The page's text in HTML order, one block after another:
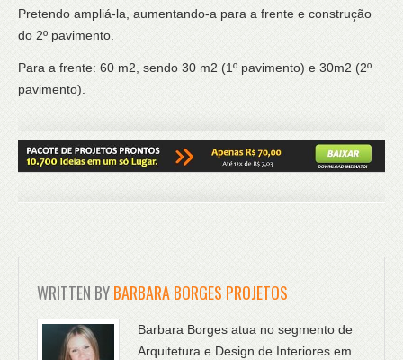
Pretendo ampliá-la, aumentando-a para a frente e construção
do 2º pavimento.
Para a frente: 60 m2, sendo 30 m2 (1º pavimento) e 30m2 (2º
pavimento).
WRITTEN BYBARBARA BORGES PROJETOS
Barbara Borges atua no segmento de
Arquitetura e Design de Interiores em